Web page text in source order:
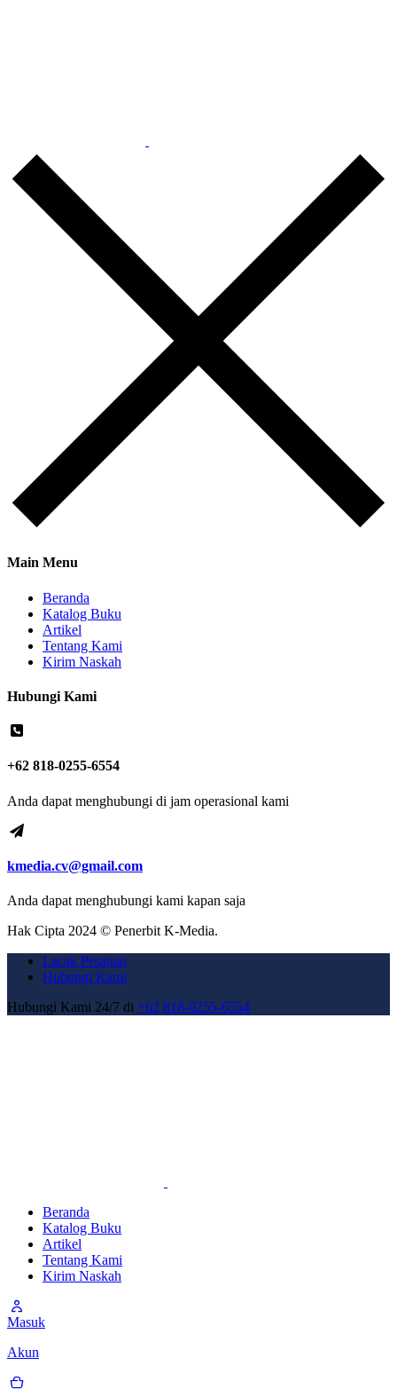
Main Menu
Beranda
Katalog Buku
Artikel
Tentang Kami
Kirim Naskah
Hubungi Kami
+62 818-0255-6554
Anda dapat menghubungi di jam operasional kami
kmedia.cv@gmail.com
Anda dapat menghubungi kami kapan saja
Hak Cipta 2024 © Penerbit K-Media.
Lacak Pesanan
Hubungi Kami
Hubungi Kami 24/7 di +62 818-0255-6554
Beranda
Katalog Buku
Artikel
Tentang Kami
Kirim Naskah
Masuk
Akun